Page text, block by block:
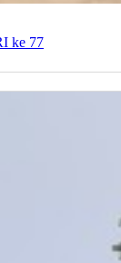
ke 77